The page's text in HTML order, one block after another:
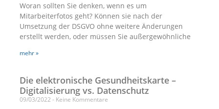
Woran sollten Sie denken, wenn es um
Mitarbeiterfotos geht? Können sie nach der
Umsetzung der DSGVO ohne weitere Änderungen
erstellt werden, oder müssen Sie außergewöhnliche
mehr »
Die elektronische Gesundheitskarte –
Digitalisierung vs. Datenschutz
09/03/2022 Keine Kommentare